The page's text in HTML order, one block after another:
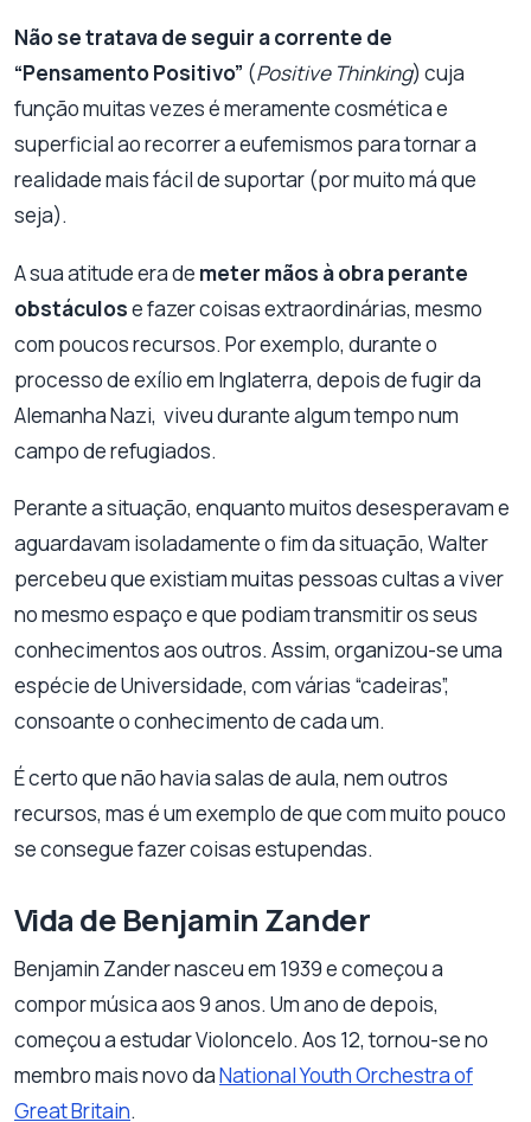
Não se tratava de seguir a corrente de
“Pensamento Positivo” (Positive Thinking) cuja
função muitas vezes é meramente cosmética e
superficial ao recorrer a eufemismos para tornar a
realidade mais fácil de suportar (por muito má que
seja).
A sua atitude era de meter mãos à obra perante
obstáculose fazer coisas extraordinárias, mesmo
com poucos recursos. Por exemplo, durante o
processo de exílio em Inglaterra, depois de fugir da
Alemanha Nazi, viveu durante algum tempo num
campo de refugiados.
Perante a situação, enquanto muitos desesperavam e
aguardavam isoladamente o fim da situação, Walter
percebeu que existiam muitas pessoas cultas a viver
no mesmo espaço e que podiam transmitir os seus
conhecimentos aos outros. Assim, organizou-se uma
espécie de Universidade, com várias “cadeiras”,
consoante o conhecimento de cada um.
É certo que não havia salas de aula, nem outros
recursos, mas é um exemplo de que com muito pouco
se consegue fazer coisas estupendas.
Vida de Benjamin Zander
Benjamin Zander nasceu em 1939 e começou a
compor música aos 9 anos. Um ano de depois,
começou a estudar Violoncelo. Aos 12, tornou-se no
membro mais novo daNational Youth Orchestra of
Great Britain.